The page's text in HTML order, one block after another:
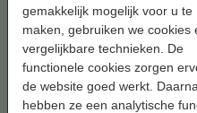
gemakkelijk mogelijk voor u te
maken, gebruiken we cookies
vergelijkbare technieken. De
functionele cookies zorgen
de website goed werkt.
hebben ze een analytische
€ 19,50
Zwart meebestellen
Canon PG-40
huismerk)